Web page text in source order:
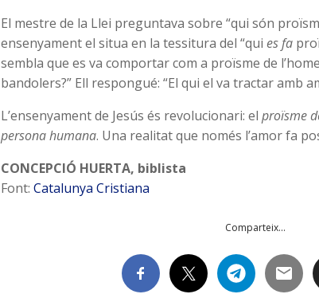
El mestre de la Llei preguntava sobre “qui són
ensenyament el situa en la tessitura del “quiesfa
sembla que es va comportar com a proïsme de
bandolers?” Ell respongué: “El qui el va tractar amb
L’ensenyament de Jesús és revolucionari: elproïsme
persona humana. Una realitat que només l’amor fa
CONCEPCIÓ HUERTA, biblista
Font:Catalunya Cristiana
Comparteix...